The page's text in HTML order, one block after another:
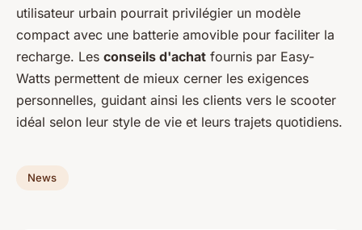
utilisateur urbain pourrait privilégier un modèle
compact avec une batterie amovible pour faciliter la
recharge. Les conseils d'achat fournis par Easy-
Watts permettent de mieux cerner les exigences
personnelles, guidant ainsi les clients vers le scooter
idéal selon leur style de vie et leurs trajets quotidiens.
News